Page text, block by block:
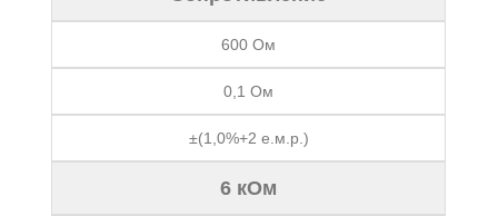
600 Ом
0,1 Ом
±(1,0%+2 е.м.р.)
6 кОм